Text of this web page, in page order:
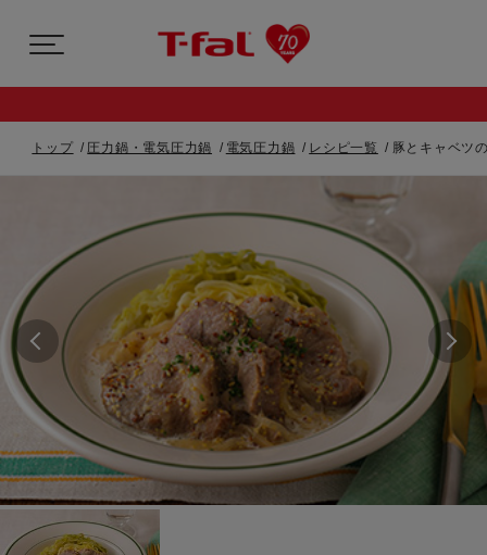
トップ 圧力鍋・電気圧力鍋 電気圧力鍋 レシピ一覧 豚とキャベツ